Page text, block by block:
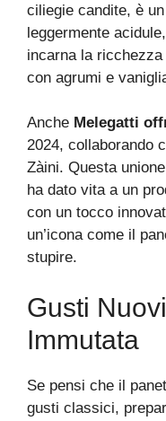
ciliegie candite, è
leggermente
incarna la
con agrumi e
Anche Melegatti
2024, collaborando
Zàini. Questa
ha dato vita a un
con un tocco
un’icona come il
stupire.
Gusti
Immutata
Se pensi che il
gusti classici,